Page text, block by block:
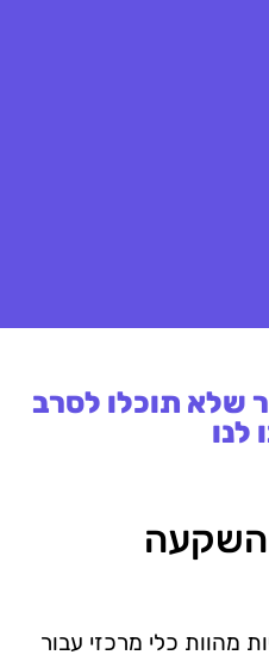
שלא תוכלו לסרב
לנו
השקעה
מהוות כלי מרכזי עבור